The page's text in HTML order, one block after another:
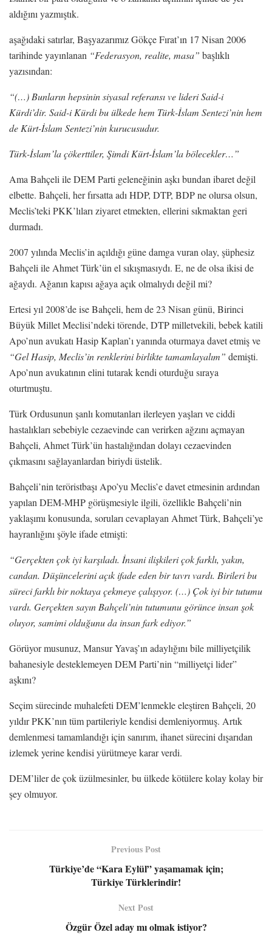
aldığını yazmıştık.
aşağıdaki satırlar, Başyazarımız Gökçe Fırat’ın 17 Nisan 2006
tarihinde yayınlanan “Federasyon, realite, masa” başlıklı
yazısından:
“(…) Bunların hepsinin siyasal referansı ve lideri Said-i
Kürdi’dir. Said-i Kürdi bu ülkede hem Türk-İslam Sentezi’nin hem
de Kürt-İslam Sentezi’nin kurucusudur.
Türk-İslam’la çökerttiler, Şimdi Kürt-İslam’la bölecekler…”
Ama Bahçeli ile DEM Parti geleneğinin aşkı bundan ibaret değil
elbette. Bahçeli, her fırsatta adı HDP, DTP, BDP ne olursa olsun,
Meclis’teki PKK’lıları ziyaret etmekten, ellerini sıkmaktan geri
durmadı.
2007 yılında Meclis’in açıldığı güne damga vuran olay, şüphesiz
Bahçeli ile Ahmet Türk’ün el sıkışmasıydı. E, ne de olsa ikisi de
ağaydı. Ağanın kapısı ağaya açık olmalıydı değil mi?
Ertesi yıl 2008’de ise Bahçeli, hem de 23 Nisan günü, Birinci
Büyük Millet Meclisi’ndeki törende, DTP milletvekili, bebek katili
Apo’nun avukatı Hasip Kaplan’ı yanında oturmaya davet etmiş ve
“Gel Hasip, Meclis’in renklerini birlikte tamamlayalım” demişti.
Apo’nun avukatının elini tutarak kendi oturduğu sıraya
oturtmuştu.
Türk Ordusunun şanlı komutanları ilerleyen yaşları ve ciddi
hastalıkları sebebiyle cezaevinde can verirken ağzını açmayan
Bahçeli, Ahmet Türk’ün hastalığından dolayı cezaevinden
çıkmasını sağlayanlardan biriydi üstelik.
Bahçeli’nin teröristbaşı Apo’yu Meclis’e davet etmesinin ardından
yapılan DEM-MHP görüşmesiyle ilgili, özellikle Bahçeli’nin
yaklaşımı konusunda, soruları cevaplayan Ahmet Türk, Bahçeli’ye
hayranlığını şöyle ifade etmişti:
“Gerçekten çok iyi karşıladı. İnsani ilişkileri çok farklı, yakın,
candan. Düşüncelerini açık ifade eden bir tavrı vardı. Birileri bu
süreci farklı bir noktaya çekmeye çalışıyor. (…) Çok iyi bir tutumu
vardı. Gerçekten sayın Bahçeli’nin tutumunu görünce insan şok
oluyor, samimi olduğunu da insan fark ediyor.”
Görüyor musunuz, Mansur Yavaş’ın adaylığını bile milliyetçilik
bahanesiyle desteklemeyen DEM Parti’nin “milliyetçi lider”
aşkını?
Seçim sürecinde muhalefeti DEM’lenmekle eleştiren Bahçeli, 20
yıldır PKK’nın tüm partileriyle kendisi demleniyormuş. Artık
demlenmesi tamamlandığı için sanırım, ihanet sürecini dışarıdan
izlemek yerine kendisi yürütmeye karar verdi.
DEM’liler de çok üzülmesinler, bu ülkede kötülere kolay kolay bir
şey olmuyor.
Previous Post
Türkiye’de “Kara Eylül” yaşamamak için;
Türkiye Türklerindir!
Next Post
Özgür Özel aday mı olmak istiyor?